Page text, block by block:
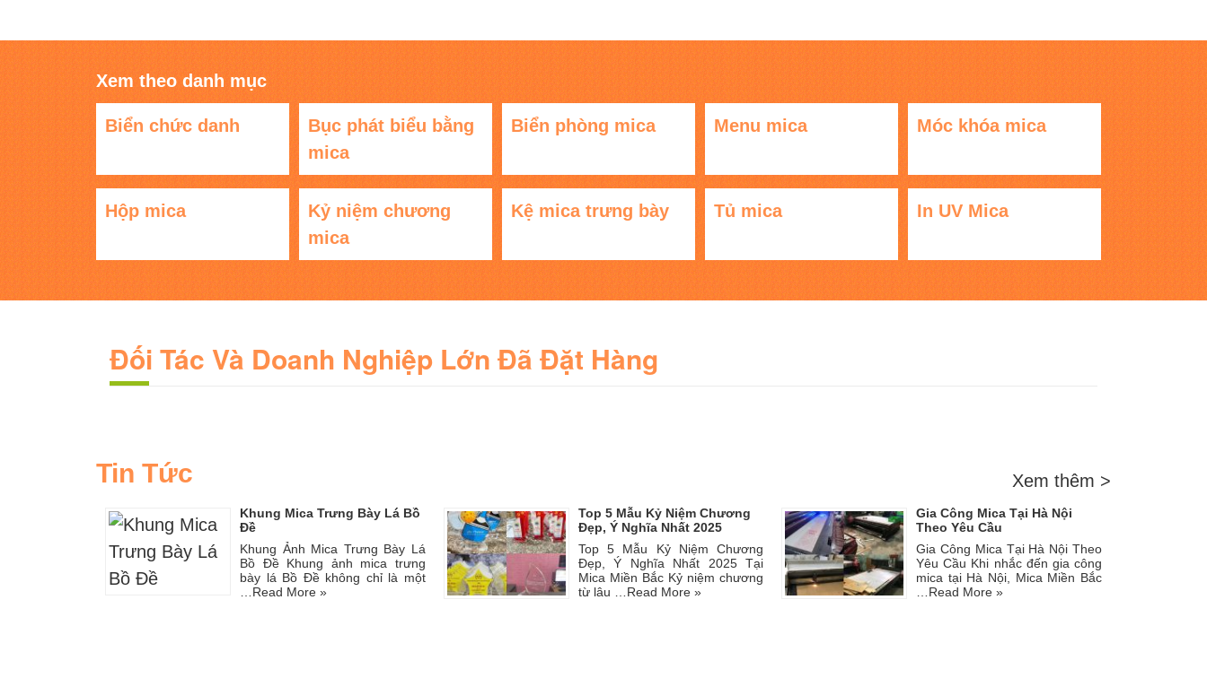
Xem theo danh mục
Biển chức danh
Bục phát biểu bằng
mica
Biển phòng mica Menu mica Móc khóa mica
Hộp mica
Kỷ niệm chương
mica
Kệ mica trưng bày Tủ mica In UV Mica
Đối Tác Và Doanh Nghiệp Lớn Đã Đặt Hàng
Tin Tức Xem thêm >
Khung Mica Trưng Bày Lá Bồ
Đề
Khung Ảnh Mica Trưng Bày Lá
Bồ Đề Khung ảnh mica trưng
bày lá Bồ Đề không chỉ là một
Read More »
Top 5 Mẫu Kỷ Niệm Chương
Đẹp, Ý Nghĩa Nhất 2025
Top 5 Mẫu Kỷ Niệm Chương
Đẹp, Ý Nghĩa Nhất 2025 Tại
Mica Miền Bắc Kỷ niệm chương
từ lâu … Read More »
Gia Công Mica Tại Hà Nội
Theo Yêu Cầu
Gia Công Mica Tại Hà Nội Theo
Yêu Cầu Khi nhắc đến gia công
mica tại Hà Nội, Mica Miền Bắc
Read More »